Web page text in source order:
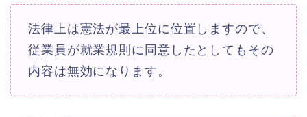
法律上は憲法が最上位に位置しますので、
従業員が就業規則に同意したとしてもその
内容は無効になります。